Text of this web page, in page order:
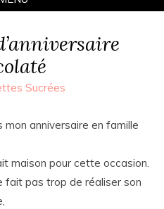
Sucrées
anniversaire en famille
maison pour cette occasion.
fait pas trop de réaliser son